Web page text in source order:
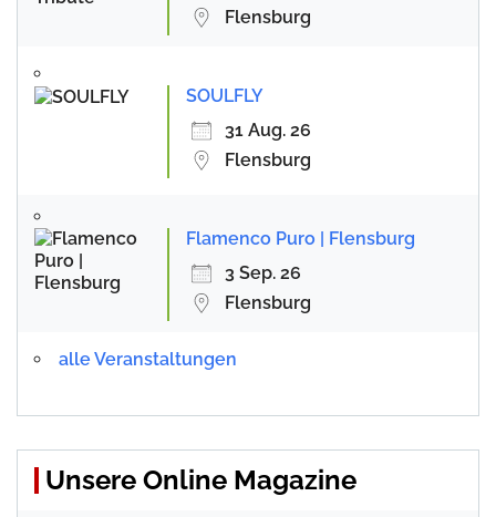
Flensburg
SOULFLY
31 Aug. 26
Flensburg
Flamenco Puro | Flensburg
3 Sep. 26
Flensburg
alle Veranstaltungen
Unsere Online Magazine